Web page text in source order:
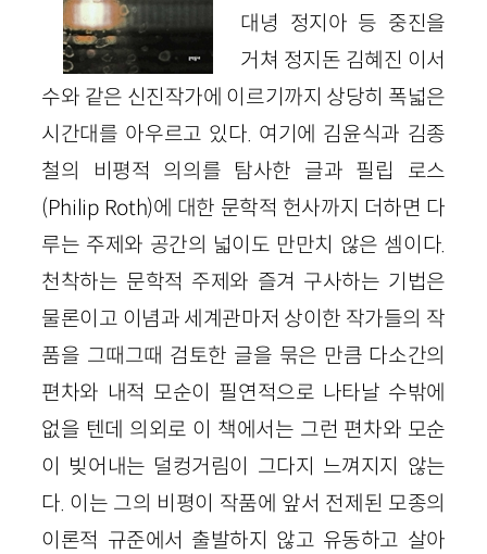
대녕 정지아 등 중진을
거쳐 정지돈 김혜진 이서
수와 같은 신진작가에 이르기까지 상당히 폭넓은
시간대를 아우르고 있다. 여기에 김윤식과 김종
철의 비평적 의의를 탐사한 글과 필립 로스
(Philip Roth)에 대한 문학적 헌사까지 더하면 다
루는 주제와 공간의 넓이도 만만치 않은 셈이다.
천착하는 문학적 주제와 즐겨 구사하는 기법은
물론이고 이념과 세계관마저 상이한 작가들의 작
품을 그때그때 검토한 글을 묶은 만큼 다소간의
편차와 내적 모순이 필연적으로 나타날 수밖에
없을 텐데 의외로 이 책에서는 그런 편차와 모순
이 빚어내는 덜컹거림이 그다지 느껴지지 않는
다. 이는 그의 비평이 작품에 앞서 전제된 모종의
이론적 규준에서 출발하지 않고 유동하고 살아